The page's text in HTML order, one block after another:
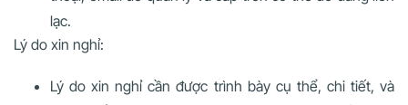
lạc.
Lý do xin nghỉ:
Lý do xin nghỉ cần được trình bày cụ thể, chi tiết, và